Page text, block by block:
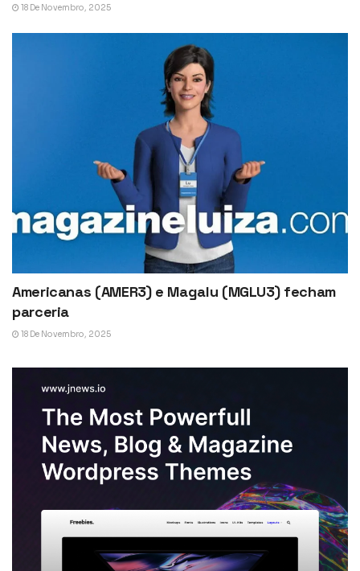
18 De Novembro, 2025
Americanas (AMER3) e Magalu (MGLU3) fecham
parceria
18 De Novembro, 2025